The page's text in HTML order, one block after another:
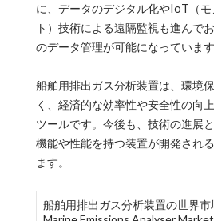
に、データのデジタル化やIoT（モ
ト）技術による遠隔監視も進んで
のデータ管理が可能になっています
船舶用排出ガス分析装置は、環境
く、経済的な効率性や安全性の向
ツールです。今後も、技術の進展
機能や性能を持つ装置が開発され
ます。
船舶用排出ガス分析装置の世界